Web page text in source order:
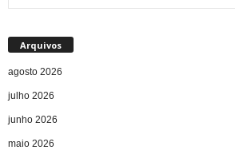
Arquivos
agosto 2026
julho 2026
junho 2026
maio 2026